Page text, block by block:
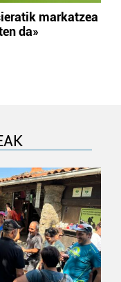
markatzea
da»